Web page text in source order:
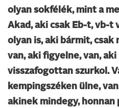
olyan sokfélék, mint a
Akad, aki csak Eb-t, vb-t
olyan is, aki bármit, csak
van, aki figyelne, van, aki
visszafogottan szurkol.
kempingszéken ülne,
akinek mindegy,